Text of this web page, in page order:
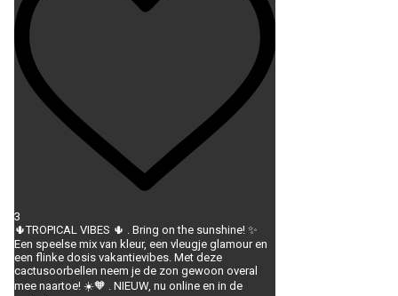
3
🌵TROPICAL VIBES 🌵 . Bring on the sunshine! ✨
Een speelse mix van kleur, een vleugje glamour en
een flinke dosis vakantievibes. Met deze
cactusoorbellen neem je de zon gewoon overal
mee naartoe! ☀️🧡 . NIEUW, nu online en in de